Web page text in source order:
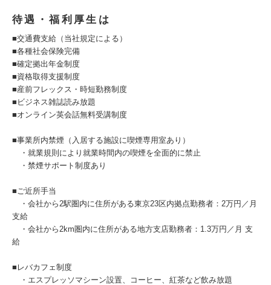
待遇・福利厚生は
■交通費支給（当社規定による）
■各種社会保険完備
■確定拠出年金制度
■資格取得支援制度
■産前フレックス・時短勤務制度
■ビジネス雑誌読み放題
■オンライン英会話無料受講制度
■事業所内禁煙（入居する施設に喫煙専用室あり）
・就業規則により就業時間内の喫煙を全面的に禁止
・禁煙サポート制度あり
■ご近所手当
・会社から2駅圏内に住所がある東京23区内拠点勤務者：2万円／月
支給
・会社から2km圏内に住所がある地方支店勤務者：1.3万円／月 支
給
■レバカフェ制度
・エスプレッソマシーン設置、コーヒー、紅茶など飲み放題